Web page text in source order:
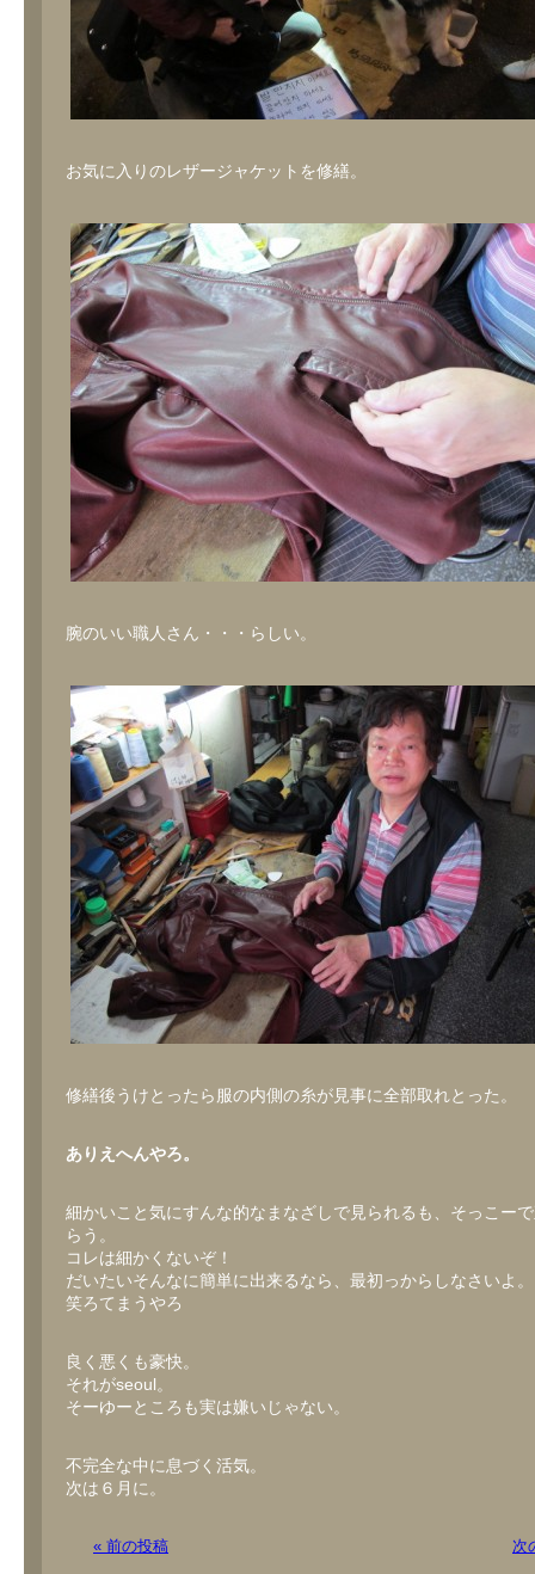
お気に入りのレザージャケットを修繕。
腕のいい職人さん・・・らしい。
修繕後うけとったら服の内側の糸が見事に全部取れとった。
ありえへんやろ。
細かいこと気にすんな的なまなざしで見られるも、そっこー
らう。
コレは細かくないぞ！
だいたいそんなに簡単に出来るなら、最初っからしなさいよ。
笑ろてまうやろ
良く悪くも豪快。
それがseoul。
そーゆーところも実は嫌いじゃない。
不完全な中に息づく活気。
次は６月に。
« 前の投稿 次